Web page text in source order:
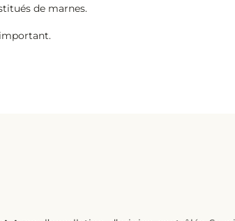
de marnes.